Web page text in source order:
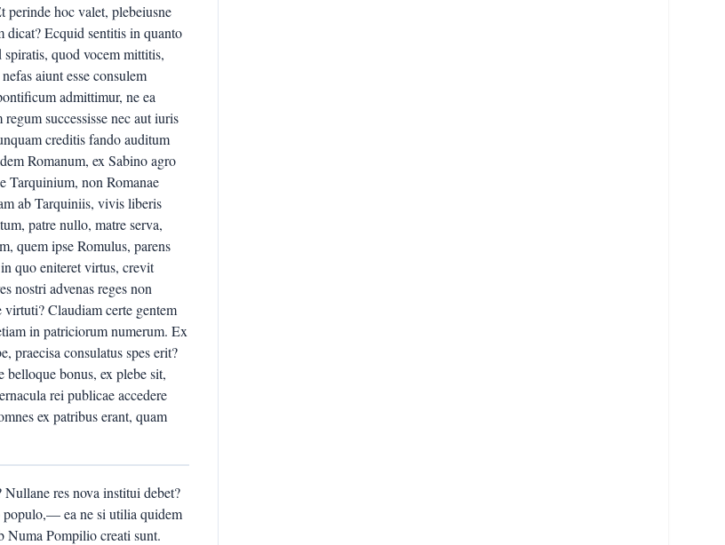
perinde hoc valet, plebeiusne
dicat? Ecquid sentitis in quanto
quod vocem mittitis,
aiunt esse consulem
admittimur, ne ea
successisse nec aut iuris
creditis fando auditum
Romanum, ex Sabino agro
Tarquinium, non Romanae
ab Tarquiniis, vivis liberis
patre nullo, matre serva,
quem ipse Romulus, parens
quo eniteret virtus, crevit
nostri advenas reges non
Claudiam certe gentem
in patriciorum numerum. Ex
praecisa consulatus spes erit?
bonus, ex plebe sit,
rei publicae accedere
ex patribus erant, quam
res nova institui debet?
ea ne si utilia quidem
Numa Pompilio creati sunt.